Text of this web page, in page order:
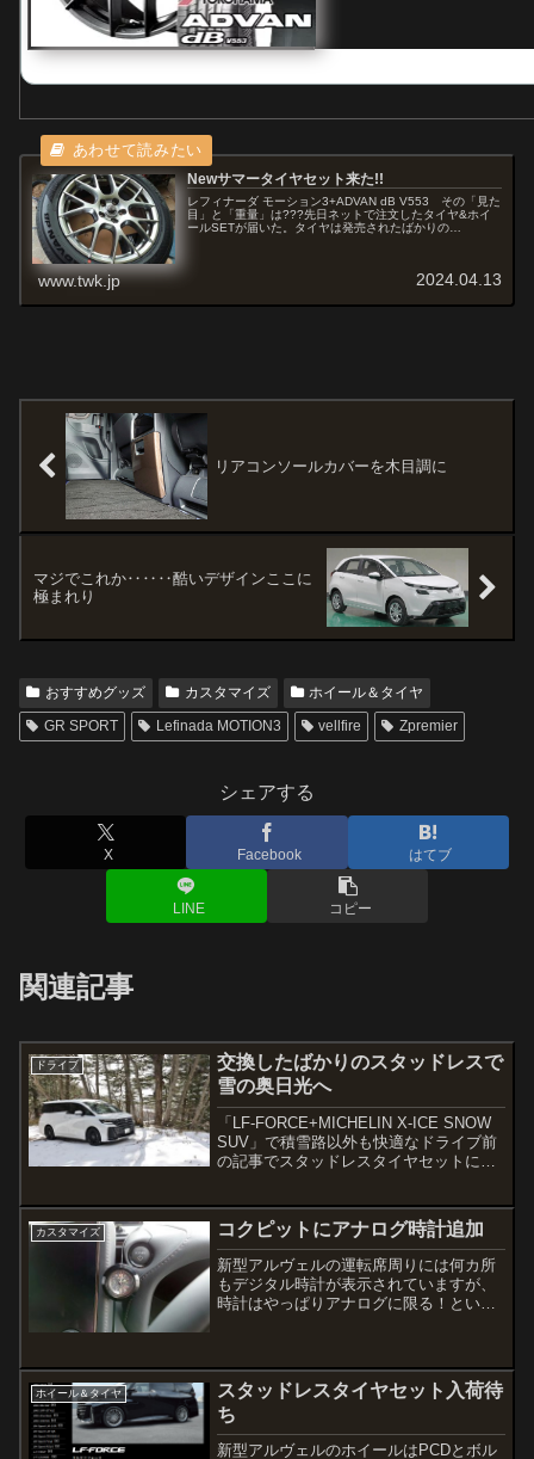
Newサマータイヤセット来た!!
レフィナーダ モーション3+ADVAN dB V553 その「見た
目」と「重量」は???先日ネットで注文したタイヤ&ホイ
ールSETが届いた。タイヤは発売されたばかりの
www.twk.jp 2024.04.13
リアコンソールカバーを木目調に
マジでこれか‥‥‥酷いデザインここに
極まれり
おすすめグッズ カスタマイズ
ホイール＆タイヤ
GR SPORT
Lefinada MOTION3 vellfire Zpremier
シェアする
X Facebook はてブ
LINE コピー
関連記事
ドライブ
交換したばかりのスタッドレスで
雪の奥日光へ
「LF-FORCE+MICHELIN X-ICE SNOW
SUV」で積雪路以外も快適なドライブ前
の記事でスタッドレスタイヤセットに交
の日は冬型の気圧配置で関東地方は晴...
カスタマイズ コクピットにアナログ時計追加
新型アルヴェルの運転席周りには何カ所
もデジタル時計が表示されていますが、
時計はやっぱりアナログに限る！という
ホイール＆タイヤ
スタッドレスタイヤセット入荷待
ち
新型アルヴェルのホイールはPCDとボル